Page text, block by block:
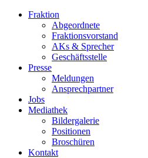
Fraktion
Abgeordnete
Fraktions­vorstand
AKs & Sprecher
Geschäftsstelle
Presse
Meldungen
Ansprechpartner
Jobs
Mediathek
Bildergalerie
Positionen
Broschüren
Kontakt